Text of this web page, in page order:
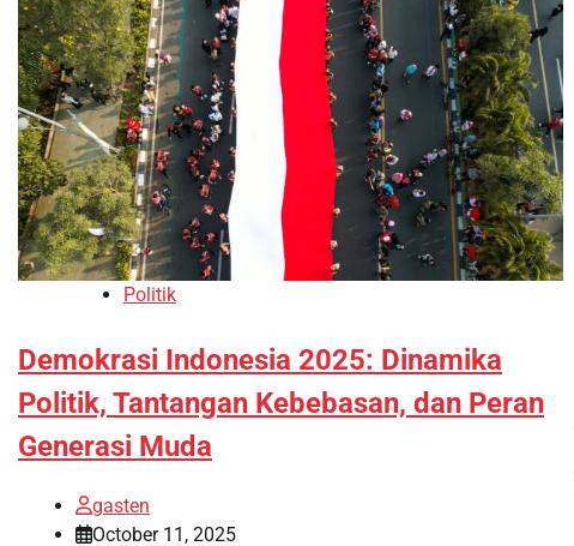
Politik
Demokrasi Indonesia 2025: Dinamika
Politik, Tantangan Kebebasan, dan Peran
Generasi Muda
gasten
October 11, 2025